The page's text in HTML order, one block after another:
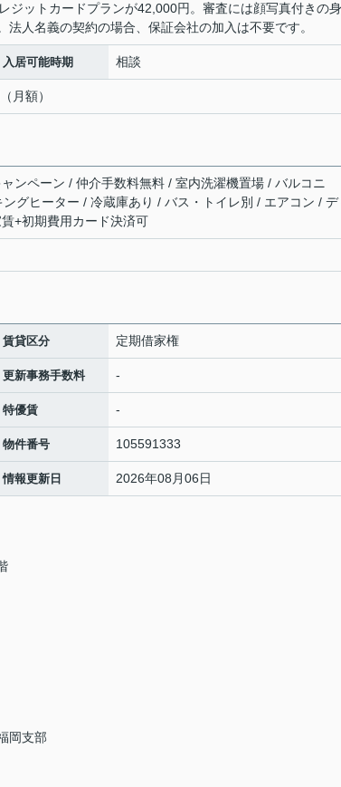
ジットカードプランが42,000円。審査には顔写真付きの
人名義の契約の場合、保証会社の加入は不要です。
入居可能時期 相談
月額）
ンペーン / 仲介手数料無料 / 室内洗濯機置場 / バルコニ
グヒーター / 冷蔵庫あり / バス・トイレ別 / エアコン / デ
+初期費用カード決済可
賃貸区分 定期借家権
更新事務手数料 -
特優賃 -
物件番号 105591333
情報更新日 2026年08月06日
岡支部